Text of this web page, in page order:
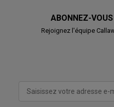
ABONNEZ-
Rejoignez l'équipe